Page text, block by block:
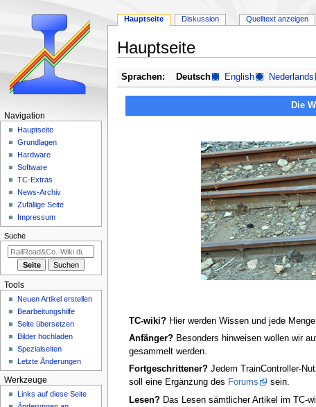
Hauptseite
Zur
Navigation
Zur
Suche
Sprachen: Deutsch English Nederlands
Die
TC-wiki?Hier werden Wissen und jede
Anfänger?Besonders hinweisen wollen wir
gesammelt werden.
Fortgeschrittener?Jedem TrainController-
soll eine Ergänzung des Forums
sein.
Lesen?Das Lesen sämtlicher Artikel im TC-
N
i
o
m
Hauptseite Diskussion Quelltext anzeigen
Navigation
Hauptseite
Grundlagen
Hardware
Software
TC-Extras
News-Archiv
Zufällige Seite
Impressum
Suche
Tools
Neuen Artikel erstellen
Bearbeitungshilfe
Seite übersetzen
Bilder hochladen
Spezialseiten
Letzte Änderungen
Werkzeuge
Links auf diese Seite